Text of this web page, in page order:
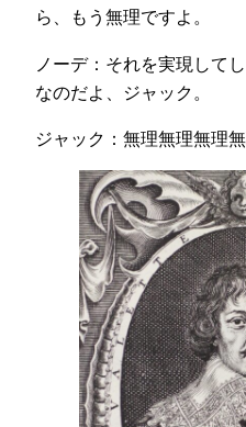
ら、もう無理ですよ。
ノーデ：それを実現して
なのだよ、ジャック。
ジャック：無理無理無理